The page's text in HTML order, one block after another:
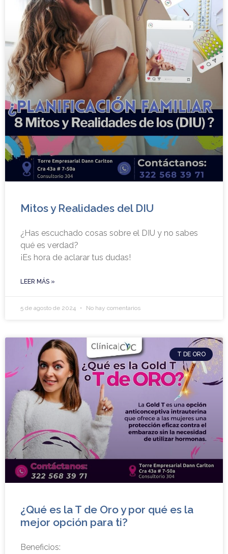
Mitos y Realidades del DIU
¿Has escuchado cosas sobre el DIU y no sabes
qué es verdad?
¡Es hora de aclarar tus dudas!
LEER MÁS »
5 de agosto de 2024 No hay comentarios
T DE ORO
¿Qué es la T de Oro y por qué es la
mejor opción para ti?
Beneficios: